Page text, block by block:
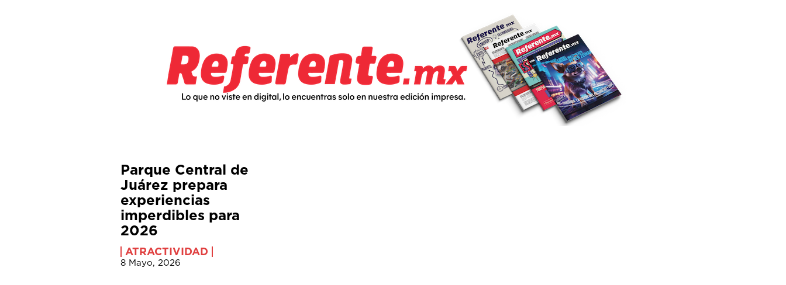
Parque Central de
Juárez prepara
experiencias
imperdibles para
2026
ATRACTIVIDAD
8 Mayo, 2026